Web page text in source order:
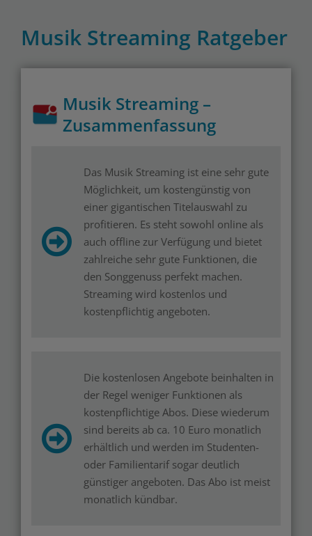
Musik Streaming Ratgeber
Musik Streaming –
Zusammenfassung
Das Musik Streaming ist eine sehr gute
Möglichkeit, um kostengünstig von
einer gigantischen Titelauswahl zu
profitieren. Es steht sowohl online als
auch offline zur Verfügung und bietet
zahlreiche sehr gute Funktionen, die
den Songgenuss perfekt machen.
Streaming wird kostenlos und
kostenpflichtig angeboten.
Die kostenlosen Angebote beinhalten in
der Regel weniger Funktionen als
kostenpflichtige Abos. Diese wiederum
sind bereits ab ca. 10 Euro monatlich
erhältlich und werden im Studenten-
oder Familientarif sogar deutlich
günstiger angeboten. Das Abo ist meist
monatlich kündbar.